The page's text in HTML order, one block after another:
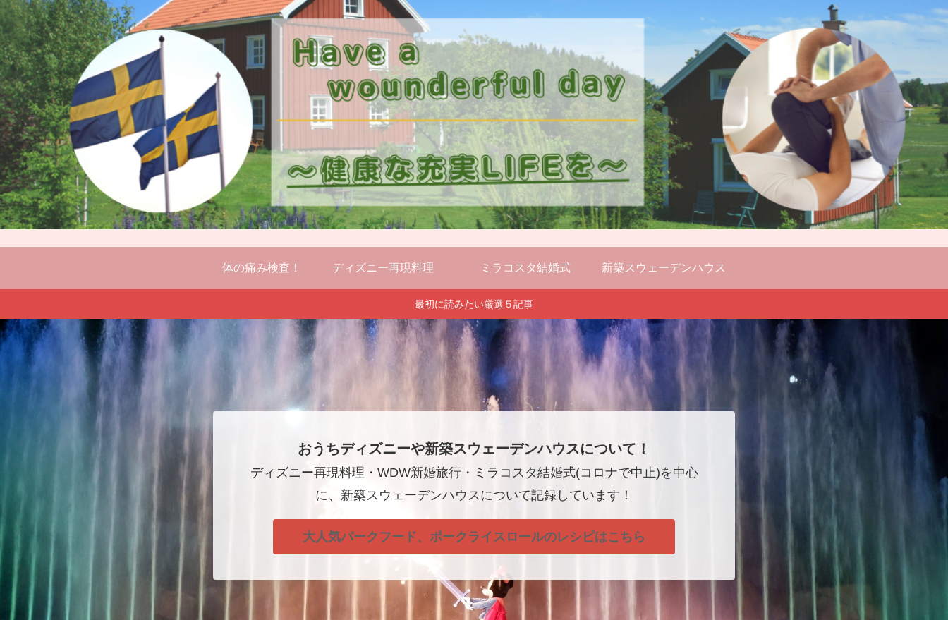
体の痛み検査！ ディズニー再現料理 ミラコスタ結婚式 新築スウェーデンハウス
最初に読みたい厳選５記事
おうちディズニーや新築スウェーデンハウスについて！
ディズニー再現料理・WDW新婚旅行・ミラコスタ結婚式(コロナで中止)を中心
に、新築スウェーデンハウスについて記録しています！
大人気パークフード、ポークライスロールのレシピはこちら